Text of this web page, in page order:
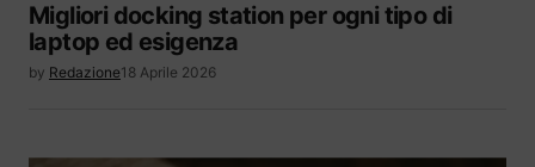
Migliori docking station per ogni tipo di
laptop ed esigenza
by Redazione18 Aprile 2026